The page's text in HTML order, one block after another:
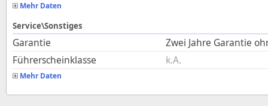
Mehr Daten
Service\Sonstiges
Garantie
Zwei Jahre Garantie
Führerscheinklasse
k.A.
Mehr Daten